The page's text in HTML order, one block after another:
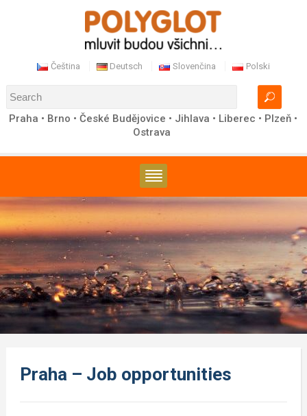
Čeština Deutsch Slovenčina Polski
Praha • Brno • České Budějovice • Jihlava • Liberec • Plzeň •
Ostrava
Praha – Job opportunities